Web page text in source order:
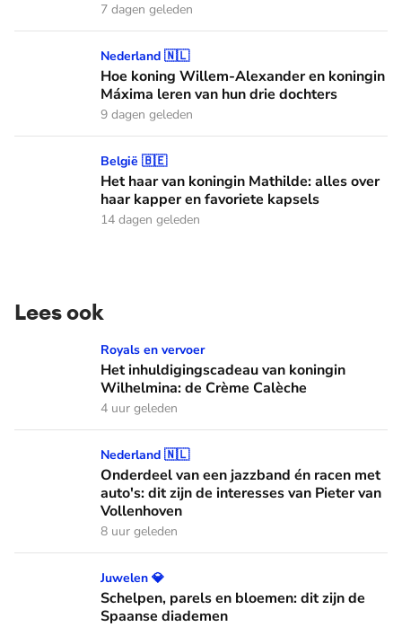
7 dagen geleden
Hoe koning Willem-Alexander en koningin Máxima leren
Nederland 🇳🇱
Hoe koning Willem-Alexander en koningin
Máxima leren van hun drie dochters
9 dagen geleden
Het haar van koningin Mathilde: alles over haar kapper en
België 🇧🇪
Het haar van koningin Mathilde: alles over
haar kapper en favoriete kapsels
14 dagen geleden
Lees ook
Het inhuldigingscadeau van koningin Wilhelmina: de
Royals en vervoer
Het inhuldigingscadeau van koningin
Wilhelmina: de Crème Calèche
4 uur geleden
Onderdeel van een jazzband én racen met auto's: dit zijn
Nederland 🇳🇱
Onderdeel van een jazzband én racen met
auto's: dit zijn de interesses van Pieter van
Vollenhoven
8 uur geleden
Schelpen, parels en bloemen: dit zijn de Spaanse diademen
Juwelen 💎
Schelpen, parels en bloemen: dit zijn de
Spaanse diademen